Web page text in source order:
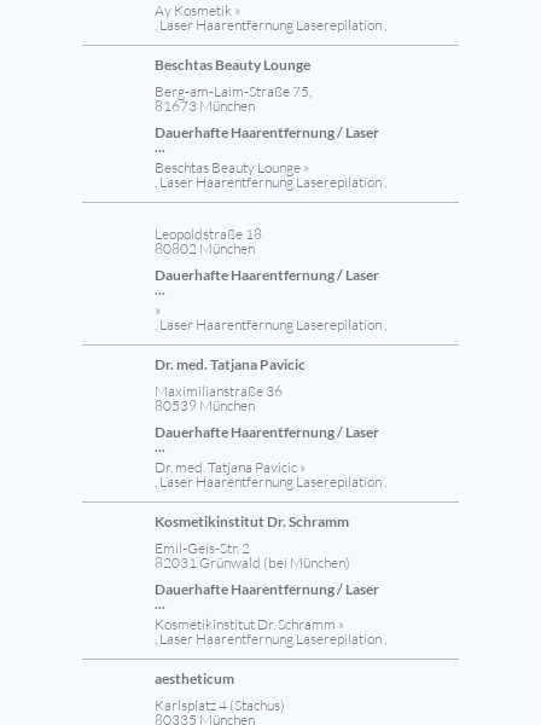
Ay Kosmetik »
, Laser Haarentfernung Laserepilation ,
Beschtas Beauty Lounge
Berg-am-Laim-Straße 75,
81673 München
Dauerhafte Haarentfernung / Laser
...
Beschtas Beauty Lounge »
, Laser Haarentfernung Laserepilation ,
Leopoldstraße 18
80802 München
Dauerhafte Haarentfernung / Laser
...
»
, Laser Haarentfernung Laserepilation ,
Dr. med. Tatjana Pavicic
Maximilianstraße 36
80539 München
Dauerhafte Haarentfernung / Laser
...
Dr. med. Tatjana Pavicic »
, Laser Haarentfernung Laserepilation ,
Kosmetikinstitut Dr. Schramm
Emil-Geis-Str. 2
82031 Grünwald (bei München)
Dauerhafte Haarentfernung / Laser
...
Kosmetikinstitut Dr. Schramm »
, Laser Haarentfernung Laserepilation ,
aestheticum
Karlsplatz 4 (Stachus)
80335 München